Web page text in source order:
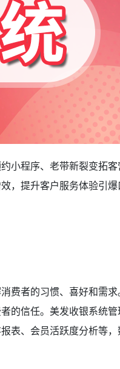
小程序、老带新裂变拓
，提升客户服务体验引爆
费者的习惯、喜好和需
的信任。美发收银系统
表、会员活跃度分析等，